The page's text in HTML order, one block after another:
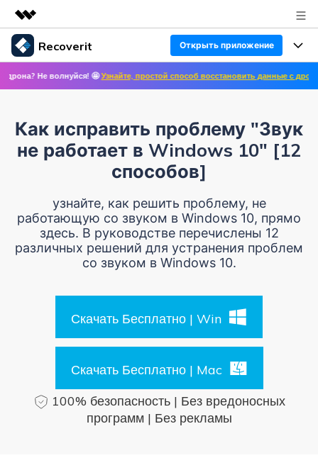
Рекомендуемые продукты
Цифровая креативность AIGC
Бизнес
Обзор
О нас
Покупка
Recoverit Открыть приложение
Продукты
Восстановление фото/видео/аудио
Особенности
Восстановление медиафайлов
Восстановление документов
Восстановление с устройств
Решение проблем с файлами
Решение проблем с компьютером
Решения для резервного копирования
НАЙТИ БОЛЬШЕ РЕШЕНИЙ
Помощь
Руководство пользователя
СКАЧАТЬ БЕСПЛАТНО Войти
Поиск
🤩Узнайте, простой способ восстановить данные с дронов! ✨ >> 🛩
Как исправить проблему "Звук
не работает в Windows 10" [12
способов]
узнайте, как решить проблему, не
работающую со звуком в Windows 10, прямо
здесь. В руководстве перечислены 12
различных решений для устранения проблем
со звуком в Windows 10.
Скачать Бесплатно | Win
Скачать Бесплатно | Mac
100% безопасность | Без вредоносных
программ | Без рекламы